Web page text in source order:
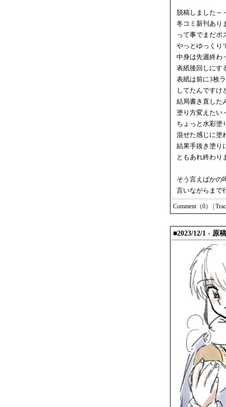
脱稿しました～
冬コミ新刊あり
って事でまだポ
やっとゆっくり
中身は先週終わ
表紙後回しにす
表紙は前に3枚
してたんですけ
結局書き直した
塗り方変えたい
ちょっと水彩塗
混ぜた感じに塗
結果手抜き塗り
ともあれ終わり
そう言えばかの
言いながらまで
Comment（0）
■2023/12/1 - 原